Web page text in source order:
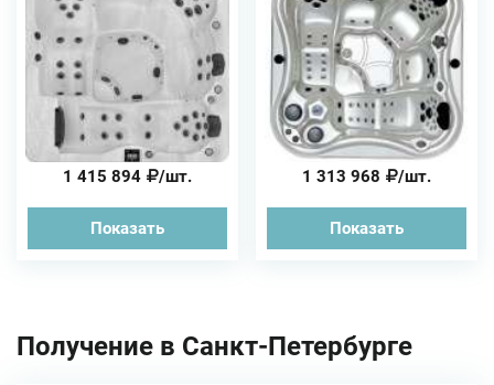
1 415 894 /шт.
Показать
1 313 968 /шт.
Показать
Получение в Санкт-Петербурге